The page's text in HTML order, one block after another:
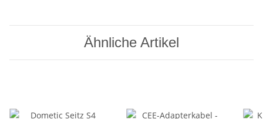
Ähnliche Artikel